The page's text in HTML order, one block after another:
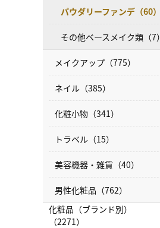
パウダリーファンデ（60）
その他ベースメイク類（7）
メイクアップ（775）
ネイル（385）
化粧小物（341）
トラベル（15）
美容機器・雑貨（40）
男性化粧品（762）
化粧品（ブランド別）
（2271）